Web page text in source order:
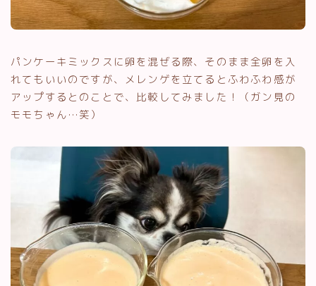
パンケーキミックスに卵を混ぜる際、そのまま全卵を入
れてもいいのですが、メレンゲを立てるとふわふわ感が
アップするとのことで、比較してみました！（ガン見の
モモちゃん…笑）